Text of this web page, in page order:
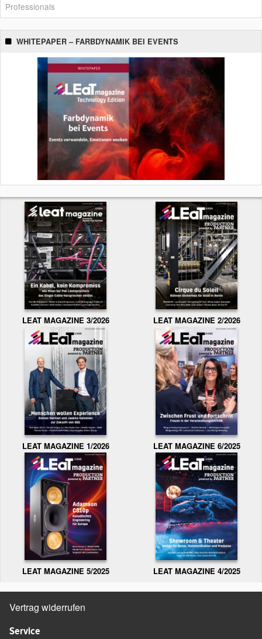
Professionals
WHITEPAPER – FARBDYNAMIK BEI EVENTS
LEAT MAGAZINE 3/2026 LEAT MAGAZINE 2/2026
LEAT MAGAZINE 1/2026 LEAT MAGAZINE 6/2025
LEAT MAGAZINE 5/2025 LEAT MAGAZINE 4/2025
Vertrag widerrufen
Service